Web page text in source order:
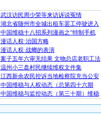
武汉访民周少荣等来访诉说冤情
湖北省随州市全城出租车罢工停驶进入
中国维稳十八招系列漫画之“特制手机
漫话人权·治国方略
漫话人权·战螂的表演
案子五年六审无结果 文物总店老职工法
温州小三盘村民继续维权文件集
江西新余农民控诉当地检察院充当公安
中国维稳与人权动态（总第四十六期
中国维稳与监控动态（第三十期）维稳